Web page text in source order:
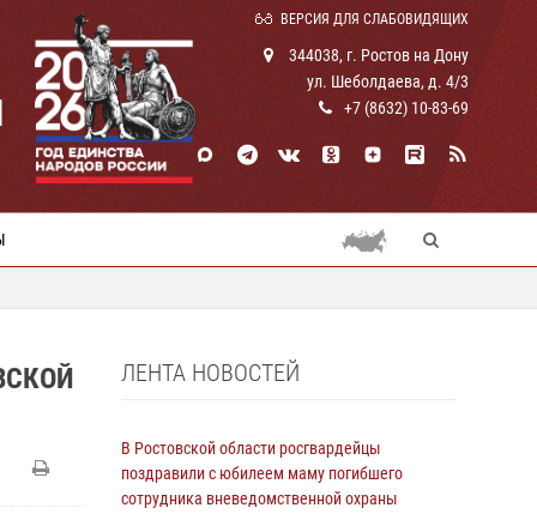
ВЕРСИЯ ДЛЯ СЛАБОВИДЯЩИХ
344038, г. Ростов на Дону
ул. Шеболдаева, д. 4/3
+7 (8632) 10-83-69
ЛЕНТА НОВОСТЕЙ
В Ростовской области росгвардейцы
поздравили с юбилеем маму погибшего
сотрудника вневедомственной охраны